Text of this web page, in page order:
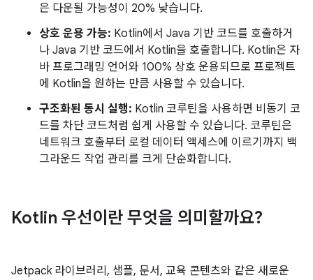
은 다운될 가능성이 20% 낮습니다.
상호 운용 가능: Kotlin에서 Java 기반 코드를 호출하거
나 Java 기반 코드에서 Kotlin을 호출합니다. Kotlin은 자
바 프로그래밍 언어와 100% 상호 운용되므로 프로젝트
에 Kotlin을 원하는 만큼 사용할 수 있습니다.
구조화된 동시 실행: Kotlin 코루틴을 사용하면 비동기 코
드를 차단 코드처럼 쉽게 사용할 수 있습니다. 코루틴은
네트워크 호출부터 로컬 데이터 액세스에 이르기까지 백
그라운드 작업 관리를 크게 단순화합니다.
Kotlin 우선이란 무엇을 의미할까요?
Jetpack 라이브러리, 샘플, 문서, 교육 콘텐츠와 같은 새로운